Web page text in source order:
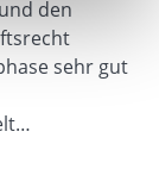
den
sehr gut